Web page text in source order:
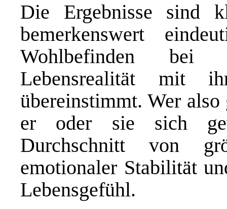
Die Ergebnisse sind
bemerkenswert
Wohlbefinden bei
Lebensrealität mit
übereinstimmt. Wer
er oder sie sich
Durchschnitt von
emotionaler Stabilität
Lebensgefühl.